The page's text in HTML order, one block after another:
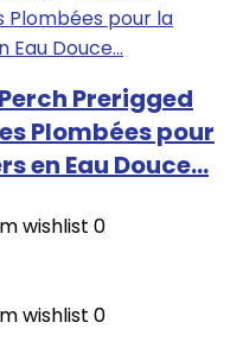
Prerigged
Plombées pour
en Eau Douce…
wishlist 0
wishlist 0